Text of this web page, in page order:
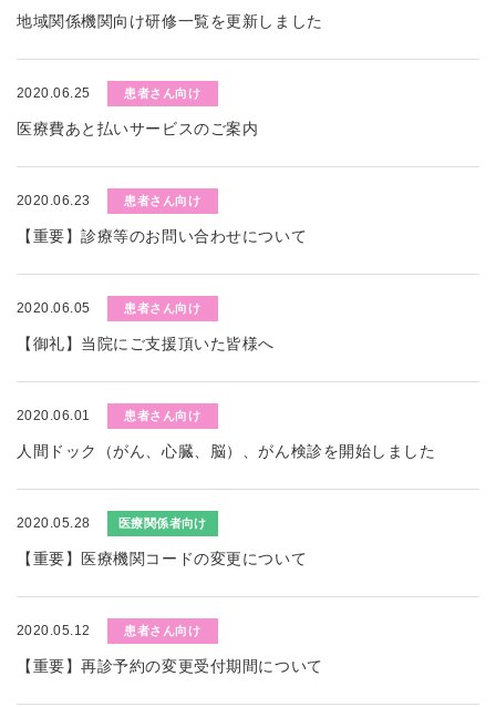
地域関係機関向け研修一覧を更新しました
2020.06.25 患者さん向け
医療費あと払いサービスのご案内
2020.06.23 患者さん向け
【重要】診療等のお問い合わせについて
2020.06.05 患者さん向け
【御礼】当院にご支援頂いた皆様へ
2020.06.01 患者さん向け
人間ドック（がん、心臓、脳）、がん検診を開始しました
2020.05.28 医療関係者向け
【重要】医療機関コードの変更について
2020.05.12 患者さん向け
【重要】再診予約の変更受付期間について